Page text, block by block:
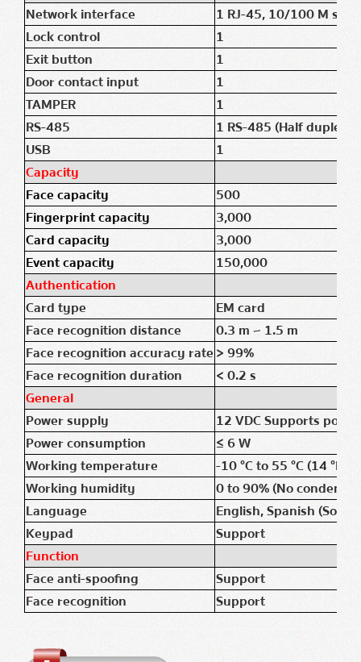
Network interface
1 RJ-45, 10/100 M
Lock control
1
Exit button
1
Door contact input
1
TAMPER
1
RS-485
1 RS-485 (Half duplex,
USB
1
Capacity
Face capacity
500
Fingerprint capacity
3,000
Card capacity
3,000
Event capacity
150,000
Authentication
Card type
EM card
Face recognition distance
0.3 m ~ 1.5 m
Face recognition accuracy rate> 99%
Face recognition duration
< 0.2 s
General
Power supply
12 VDC Supports
Power consumption
≤ 6 W
Working temperature
-10 °C to 55 °C (14 °F
Working humidity
0 to 90% (No
Language
English, Spanish
Keypad
Support
Function
Face anti-spoofing
Support
Face recognition
Support